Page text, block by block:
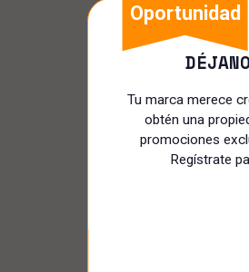
Oportunidad
Tu marca merece
obtén una
promociones
Regístrate